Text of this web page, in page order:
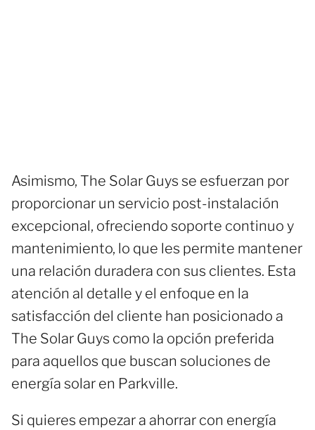
Asimismo, The Solar Guys se esfuerzan por
proporcionar un servicio post-instalación
excepcional, ofreciendo soporte continuo y
mantenimiento, lo que les permite mantener
una relación duradera con sus clientes. Esta
atención al detalle y el enfoque en la
satisfacción del cliente han posicionado a
The Solar Guys como la opción preferida
para aquellos que buscan soluciones de
energía solar en Parkville.
Si quieres empezar a ahorrar con energía